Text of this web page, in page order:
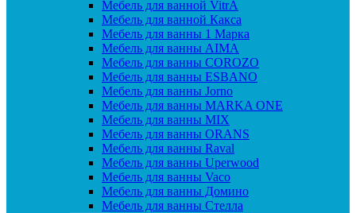
Мебель для ванной VitrA
Мебель для ванной Какса
Мебель для ванны 1 Марка
Мебель для ванны AIMA
Мебель для ванны COROZO
Мебель для ванны ESBANO
Мебель для ванны Jorno
Мебель для ванны MARKA ONE
Мебель для ванны MIX
Мебель для ванны ORANS
Мебель для ванны Raval
Мебель для ванны Uperwood
Мебель для ванны Vaco
Мебель для ванны Домино
Мебель для ванны Стелла